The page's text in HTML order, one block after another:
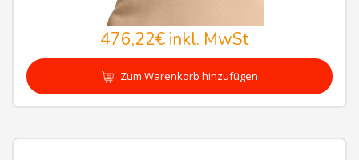
476,22€inkl. MwSt
Zum Warenkorb hinzufügen